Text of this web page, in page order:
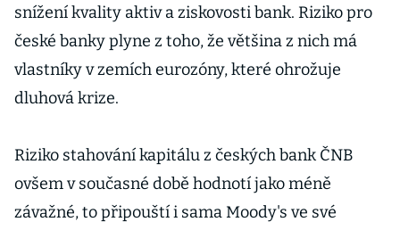
snížení kvality aktiv a ziskovosti bank. Riziko pro
české banky plyne z toho, že většina z nich má
vlastníky v zemích eurozóny, které ohrožuje
dluhová krize.
Riziko stahování kapitálu z českých bank ČNB
ovšem v současné době hodnotí jako méně
závažné, to připouští i sama Moody's ve své